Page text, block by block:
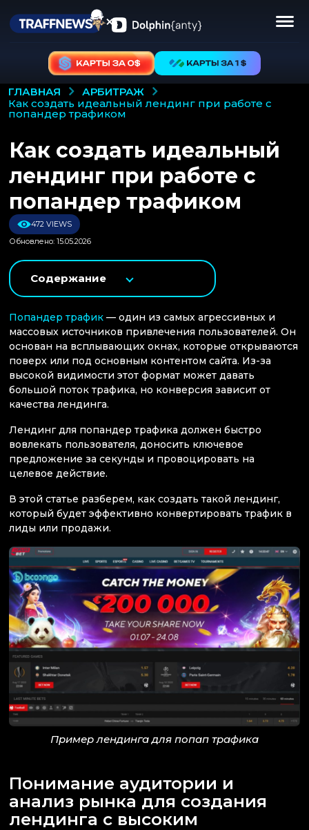
ГЛАВНАЯ
АРБИТРАЖ
как создать идеальный лендинг при работе с
попандер трафиком
Как создать идеальный
лендинг при работе с
попандер трафиком
472 VIEWS
Обновлено: 15.05.2026
Содержание
Попандер трафик — один из самых агрессивных и
массовых источников привлечения пользователей. Он
основан на всплывающих окнах, которые открываются
поверх или под основным контентом сайта. Из-за
высокой видимости этот формат может давать
большой поток трафика, но конверсия зависит от
качества лендинга.
Лендинг для попандер трафика должен быстро
вовлекать пользователя, доносить ключевое
предложение за секунды и провоцировать на
целевое действие.
В этой статье разберем, как создать такой лендинг,
который будет эффективно конвертировать трафик в
лиды или продажи.
Пример лендинга для попап трафика
Понимание аудитории и
анализ рынка для создания
лендинга с высоким